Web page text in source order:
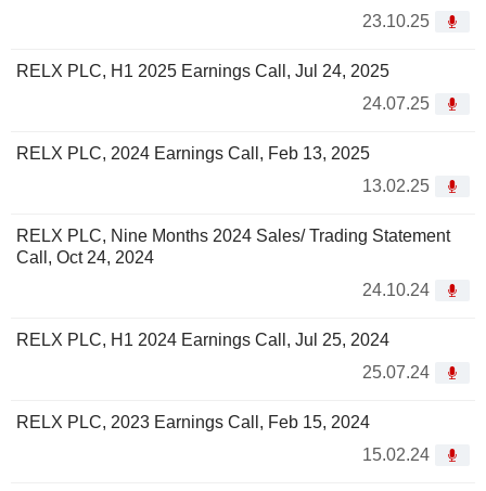
23.10.25
RELX PLC, H1 2025 Earnings Call, Jul 24, 2025
24.07.25
RELX PLC, 2024 Earnings Call, Feb 13, 2025
13.02.25
RELX PLC, Nine Months 2024 Sales/ Trading Statement
Call, Oct 24, 2024
24.10.24
RELX PLC, H1 2024 Earnings Call, Jul 25, 2024
25.07.24
RELX PLC, 2023 Earnings Call, Feb 15, 2024
15.02.24